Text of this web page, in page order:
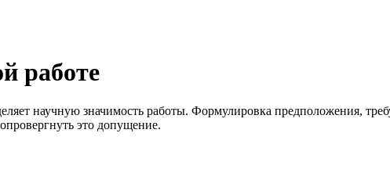
работе
научную значимость работы. Формулировка предположения,
это допущение.